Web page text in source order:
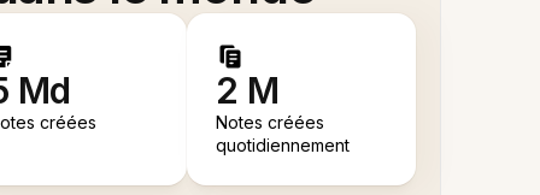
Md
créées
2 M
Notes créées
quotidiennement